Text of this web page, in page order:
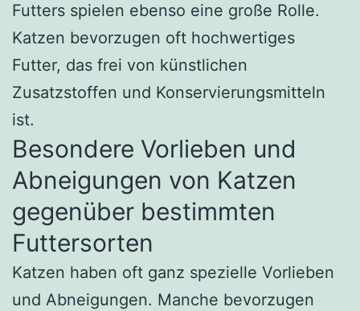
Futters spielen ebenso eine große Rolle.
Katzen bevorzugen oft hochwertiges
Futter, das frei von künstlichen
Zusatzstoffen und Konservierungsmitteln
ist.
Besondere Vorlieben und
Abneigungen von Katzen
gegenüber bestimmten
Futtersorten
Katzen haben oft ganz spezielle Vorlieben
und Abneigungen. Manche bevorzugen